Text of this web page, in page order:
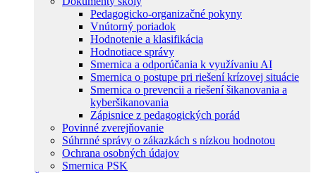
Pedagogicko-organizačné pokyny
Vnútorný poriadok
Hodnotenie a klasifikácia
Hodnotiace správy
Smernica a odporúčania k využívaniu AI
Smernica o postupe pri riešení krízovej situácie
Smernica o prevencii a riešení šikanovania a
kyberšikanovania
Zápisnice z pedagogických porád
Povinné zverejňovanie
Súhrnné správy o zákazkách s nízkou hodnotou
Ochrana osobných údajov
Smernica PSK